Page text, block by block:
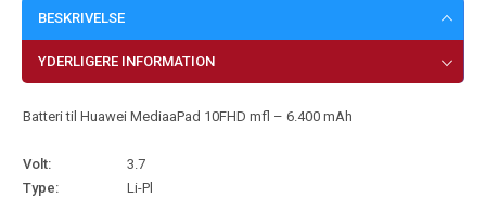
BESKRIVELSE
YDERLIGERE INFORMATION
Batteri til Huawei MediaaPad 10FHD mfl – 6.400 mAh
Volt:
3.7
Type:
Li-Pl